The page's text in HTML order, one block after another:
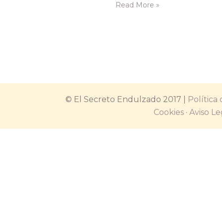
Read More »
© El Secreto Endulzado 2017 | Política
Cookies· Aviso